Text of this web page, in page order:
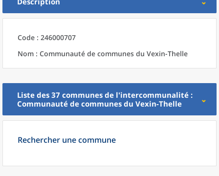
Code : 246000707
Nom : Communauté de communes du Vexin-Thelle
Liste des 37 communes de l'intercommunalité :
Communauté de communes du Vexin-Thelle
Rechercher une commune